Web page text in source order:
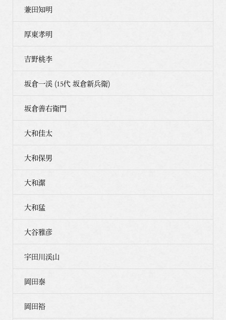
兼田知明
厚東孝明
吉野桃李
坂倉一渓 (15代 坂倉新兵衛)
坂倉善右衛門
大和佳太
大和保男
大和潔
大和猛
大谷雅彦
宇田川渓山
岡田泰
岡田裕